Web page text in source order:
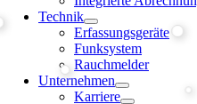
Technik
Erfassungsgeräte
Funksystem
Rauchmelder
Unternehmen
Karriere